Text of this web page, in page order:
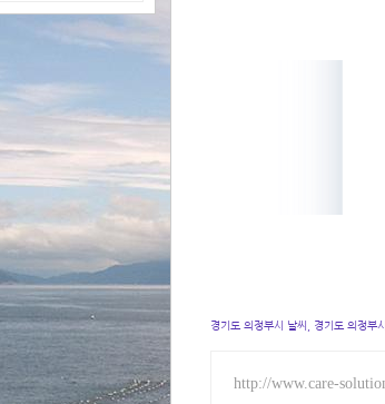
경기도 의정부시 날씨, 경기도 의정
http://www.care-